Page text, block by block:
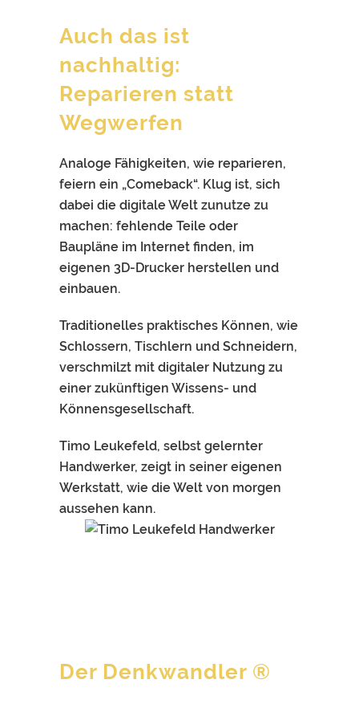
Auch das ist
nachhaltig:
Reparieren statt
Wegwerfen
Analoge Fähigkeiten, wie reparieren,
feiern ein „Comeback“. Klug ist, sich
dabei die digitale Welt zunutze zu
machen: fehlende Teile oder
Baupläne im Internet finden, im
eigenen 3D-Drucker herstellen und
einbauen.
Traditionelles praktisches Können, wie
Schlossern, Tischlern und Schneidern,
verschmilzt mit digitaler Nutzung zu
einer zukünftigen Wissens- und
Könnensgesellschaft.
Timo Leukefeld, selbst gelernter
Handwerker, zeigt in seiner eigenen
Werkstatt, wie die Welt von morgen
aussehen kann.
Der Denkwandler ®